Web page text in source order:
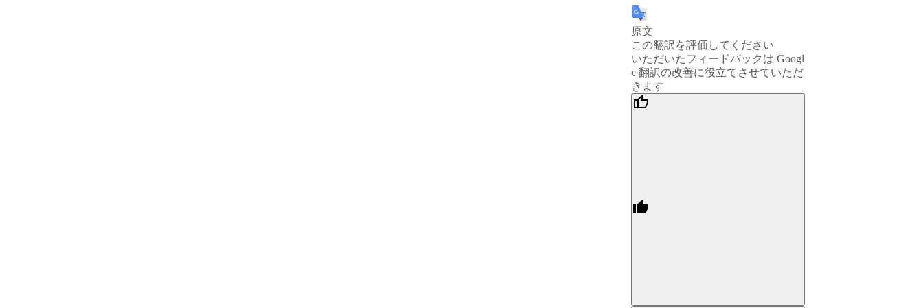
原文
この翻訳を評価してください
いただいたフィードバックは Googl
e 翻訳の改善に役立てさせていただ
きます